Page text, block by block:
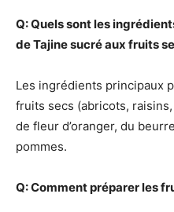
Q: Quels sont les
de Tajine sucré aux fruits
Les ingrédients principaux
fruits secs (abricots,
de fleur d’oranger, du
pommes.
Q: Comment préparer les